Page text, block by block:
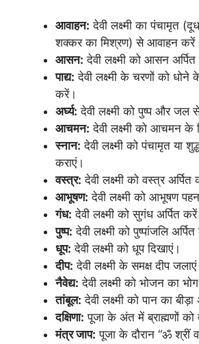
आवाहन: देवी लक्ष्मी का पंचामृत
शक्कर का मिश्रण) से आवाहन
आसन: देवी लक्ष्मी को आसन
पाद्य: देवी लक्ष्मी के चरणों को धोने
करें।
अर्घ्य: देवी लक्ष्मी को पुष्प और जल
आचमन: देवी लक्ष्मी को आचमन के
स्नान: देवी लक्ष्मी को पंचामृत या
कराएं।
वस्त्र: देवी लक्ष्मी को वस्त्र अर्पित
आभूषण: देवी लक्ष्मी को आभूषण
गंध: देवी लक्ष्मी को सुगंध अर्पित
पुष्प: देवी लक्ष्मी को पुष्पांजलि
धूप: देवी लक्ष्मी को धूप दिखाएं।
दीप: देवी लक्ष्मी के समक्ष दीप
नैवेद्य: देवी लक्ष्मी को भोजन का
तांबूल: देवी लक्ष्मी को पान का
दक्षिणा: पूजा के अंत में ब्राह्मणों को
मंत्र जाप: पूजा के दौरान “ॐ श्रीं